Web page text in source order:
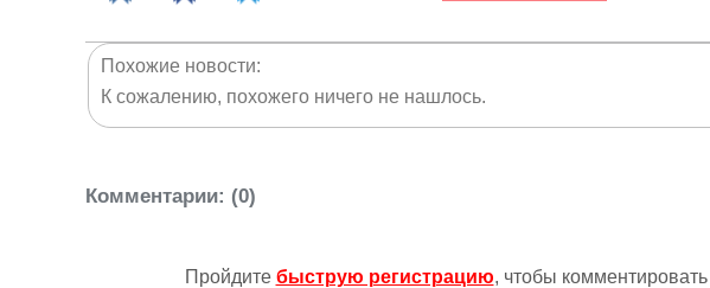
Похожие новости:
К сожалению, похожего ничего не нашлось.
Комментарии: (0)
Пройдите быструю регистрацию, чтобы